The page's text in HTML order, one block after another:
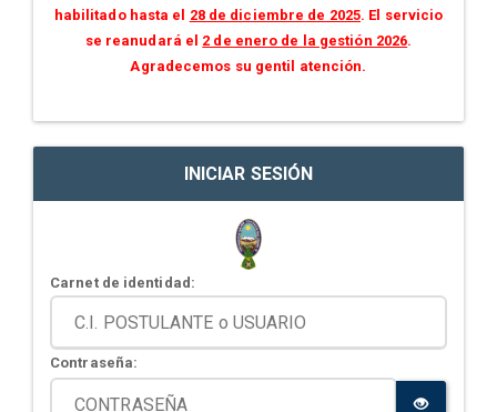
habilitado hasta el 28 de diciembre de 2025. El servicio
se reanudará el 2 de enero de la gestión 2026.
Agradecemos su gentil atención.
INICIAR SESIÓN
Carnet de identidad:
Contraseña: